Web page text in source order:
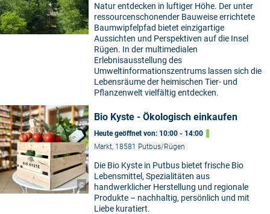
Natur entdecken in luftiger Höhe. Der unter
ressourcenschonender Bauweise errichtete
Baumwipfelpfad bietet einzigartige
Aussichten und Perspektiven auf die Insel
Rügen. In der multimedialen
Erlebnisausstellung des
Umweltinformationszentrums lassen sich die
Lebensräume der heimischen Tier- und
Pflanzenwelt vielfältig entdecken.
©
Bio Kyste - Ökologisch einkaufen
Heute geöffnet von: 10:00 - 14:00
Markt, 18581 Putbus/Rügen
Die Bio Kyste in Putbus bietet frische Bio
Lebensmittel, Spezialitäten aus
handwerklicher Herstellung und regionale
Produkte – nachhaltig, persönlich und mit
Liebe kuratiert.